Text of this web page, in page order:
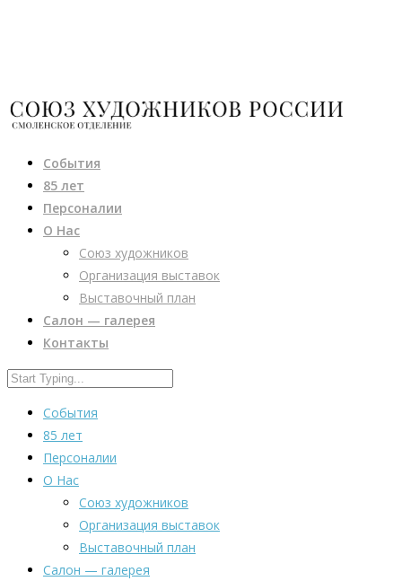
События
85 лет
Персоналии
О Нас
Союз художников
Организация выставок
Выставочный план
Салон — галерея
Контакты
События
85 лет
Персоналии
О Нас
Союз художников
Организация выставок
Выставочный план
Салон — галерея